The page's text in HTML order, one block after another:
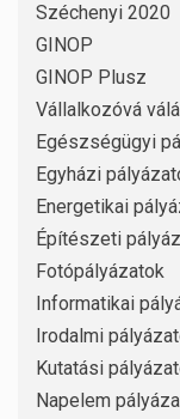
Széchenyi 2020
GINOP
GINOP Plusz
Vállalkozóvá
Egészségügyi
Egyházi
Energetikai
Építészeti
Fotópályázatok
Informatikai
Irodalmi
Kutatási
Napelem